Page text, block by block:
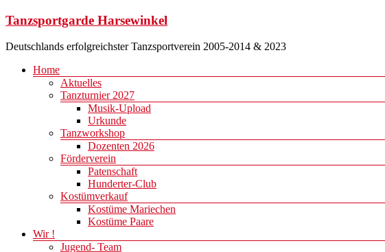
Zum
springen
Tanzsportgarde Harsewinkel
Deutschlands erfolgreichster Tanzsportverein 2005-2014 & 2023
Menü
Home
Aktuelles
Tanzturnier 2027
Musik-Upload
Urkunde
Tanzworkshop
Dozenten 2026
Förderverein
Patenschaft
Hunderter-Club
Kostümverkauf
Kostüme Mariechen
Kostüme Paare
Wir !
Jugend- Team